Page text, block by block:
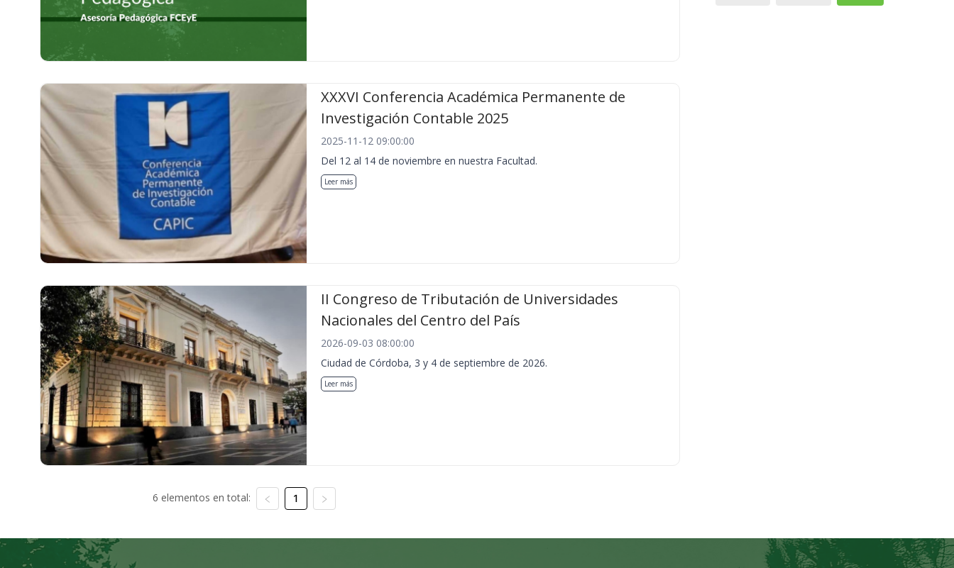
XXXVI Conferencia Académica Permanente de
Investigación Contable 2025
2025-11-12 09:00:00
Del 12 al 14 de noviembre en nuestra Facultad.
Leer más
II Congreso de Tributación de Universidades
Nacionales del Centro del País
2026-09-03 08:00:00
Ciudad de Córdoba, 3 y 4 de septiembre de 2026.
Leer más
6 elementos en total: 1